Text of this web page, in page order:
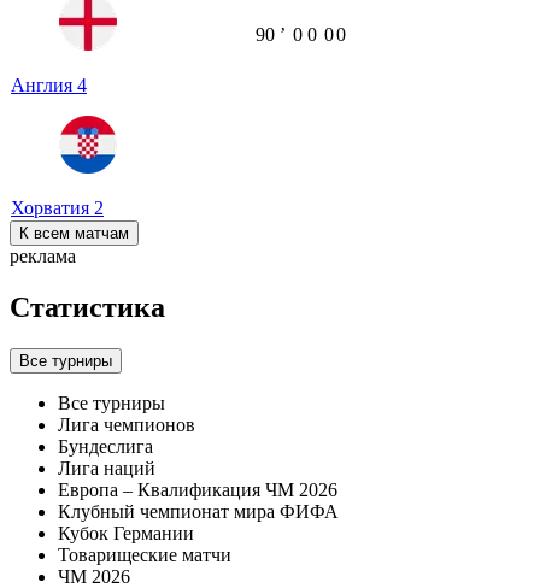
Англия 4
Хорватия 2
90 ʼ 0 0 00
К всем матчам
реклама
Статистика
Все турниры
Все турниры
Лига чемпионов
Бундеслига
Лига наций
Европа – Квалификация ЧМ 2026
Клубный чемпионат мира ФИФА
Кубок Германии
Товарищеские матчи
ЧМ 2026